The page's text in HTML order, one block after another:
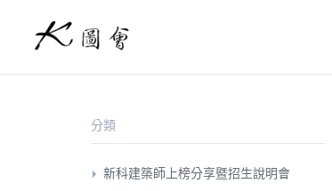
分類
新科建築師上榜分享暨招生說明會